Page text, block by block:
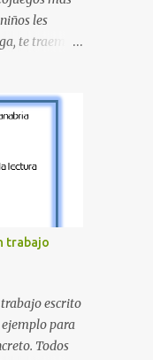
del juego.
la
in...
les
te traemos
para
Bloque
letras? En
de
: La J y
de Mario.
por
un verde
trabajo
escrito
para
Todos